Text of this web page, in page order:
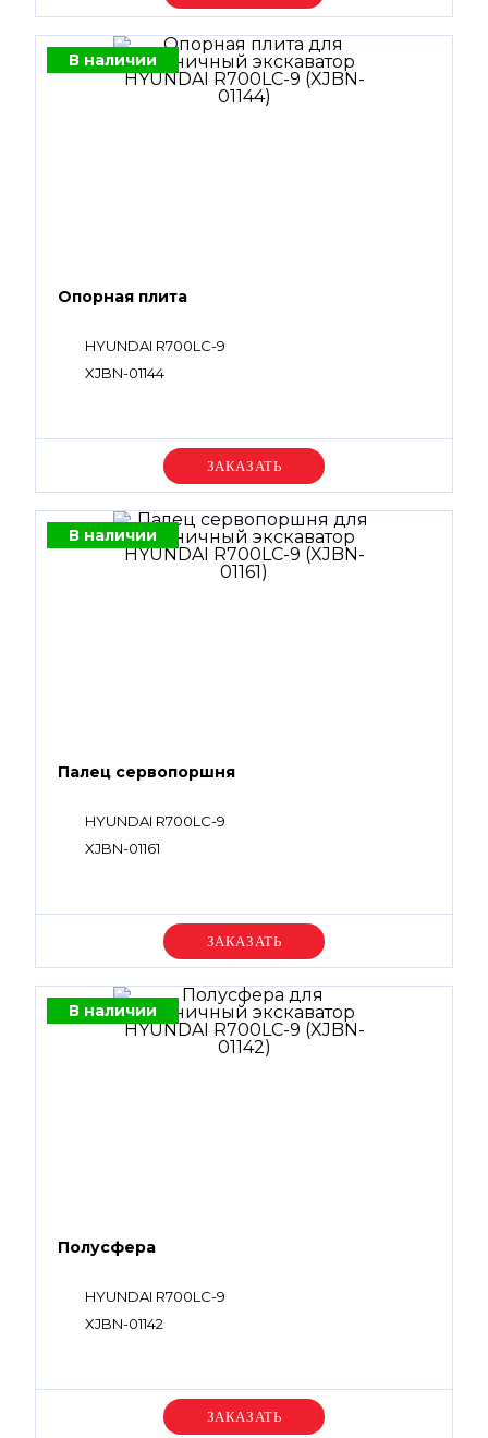
В наличии
Опорная плита
HYUNDAI R700LC-9
XJBN-01144
Уточняйте цену
В наличии
Палец сервопоршня
HYUNDAI R700LC-9
XJBN-01161
Уточняйте цену
В наличии
Полусфера
HYUNDAI R700LC-9
XJBN-01142
Уточняйте цену